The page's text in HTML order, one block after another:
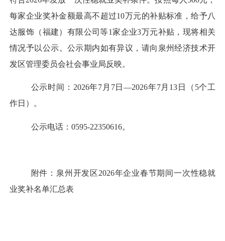
每家企业奖补金额最高不超过10万元的补贴标准，给予八
达服饰（福建）有限公司等1家企业3万元补贴， 现将相关
情况予以公示。 公示期内如有异议，请向泉州经济技术开
发区管理委员会社会事业局反映。
公示时间： 2026年7 月 7日—2026年7月 13 日（ 5个工
作日）。
公示电话： 0595-22350616。
附件 ：泉州开发区2026年企业春节期间一次性稳就
业奖补名单汇总表